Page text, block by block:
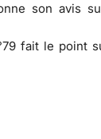
son avis
fait le point